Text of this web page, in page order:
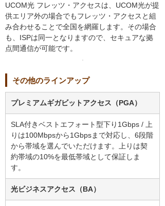
UCOM光 フレッツ・アクセスは、UCOM光が提
供エリア外の場合でもフレッツ・アクセスと組
み合わせることで全国を網羅します。その場合
も、ISPは同一となりますので、セキュアな拠
点間通信が可能です。
その他のラインアップ
プレミアムギガビットアクセス（PGA）
SLA付きベストエフォート型下り1Gbps / 上
りは100Mbpsから1Gbpsまで対応し、6段階
から帯域を選んでいただけます。上りは契
約帯域の10%を最低帯域として保証しま
す。
光ビジネスアクセス（BA）